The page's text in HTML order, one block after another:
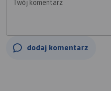
Twój komentarz
dodaj komentarz